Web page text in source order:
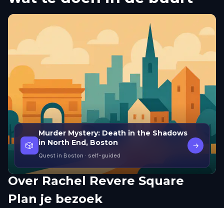
🎲
Murder Mystery: Death in the Shadows
in North End, Boston
Quest in Boston · self-guided
→
Over Rachel Revere Square
Plan je bezoek